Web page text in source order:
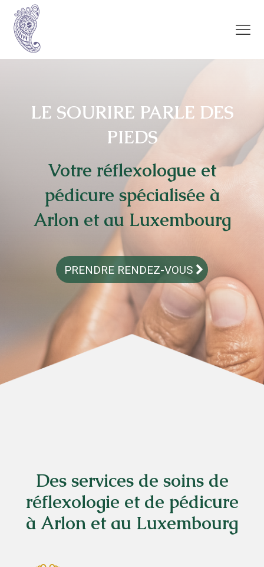
PRENDRE RENDEZ-VOUS
LE SOURIRE PARLE DES
PIEDS
Votre réflexologue et
pédicure spécialisée à
Arlon et au Luxembourg
Des services de soins de
réflexologie et de pédicure
à Arlon et au Luxembourg